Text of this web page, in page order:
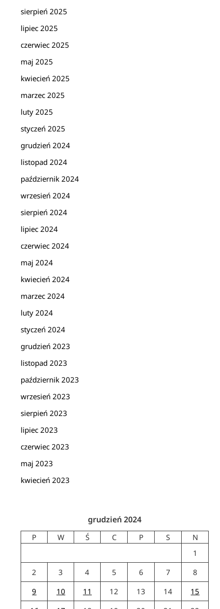
sierpień 2025
lipiec 2025
czerwiec 2025
maj 2025
kwiecień 2025
marzec 2025
luty 2025
styczeń 2025
grudzień 2024
listopad 2024
październik 2024
wrzesień 2024
sierpień 2024
lipiec 2024
czerwiec 2024
maj 2024
kwiecień 2024
marzec 2024
luty 2024
styczeń 2024
grudzień 2023
listopad 2023
październik 2023
wrzesień 2023
sierpień 2023
lipiec 2023
czerwiec 2023
maj 2023
kwiecień 2023
grudzień 2024
P W Ś C P S
N
1
2
3 4 5 6 7
8
9
10 11 12 13 14
15